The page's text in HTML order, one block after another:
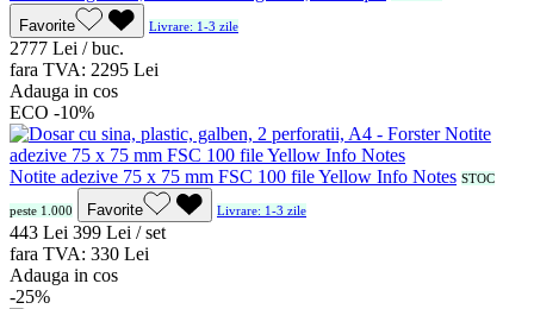
Favorite Livrare: 1-3 zile
2777 Lei / buc.
fara TVA: 2295 Lei
Adauga in cos
ECO -10%
Notite adezive 75 x 75 mm FSC 100 file Yellow Info Notes STOC
peste 1.000 Favorite Livrare: 1-3 zile
443 Lei 399 Lei / set
fara TVA: 330 Lei
Adauga in cos
-25%